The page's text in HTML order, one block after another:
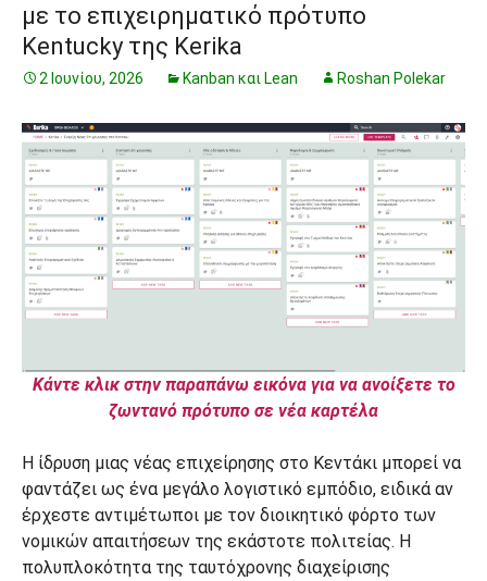
με το επιχειρηματικό πρότυπο
Kentucky της Kerika
2 Ιουνίου, 2026 Kanban και Lean Roshan Polekar
Κάντε κλικ στην παραπάνω εικόνα για να ανοίξετε το
ζωντανό πρότυπο σε νέα καρτέλα
Η ίδρυση μιας νέας επιχείρησης στο Κεντάκι μπορεί να
φαντάζει ως ένα μεγάλο λογιστικό εμπόδιο, ειδικά αν
έρχεστε αντιμέτωποι με τον διοικητικό φόρτο των
νομικών απαιτήσεων της εκάστοτε πολιτείας. Η
πολυπλοκότητα της ταυτόχρονης διαχείρισης